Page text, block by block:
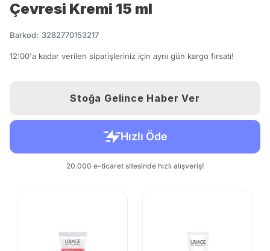
Çevresi Kremi 15 ml
Barkod: 3282770153217
12:00'a kadar verilen siparişleriniz için aynı gün kargo fırsatı!
Stoğa Gelince Haber Ver